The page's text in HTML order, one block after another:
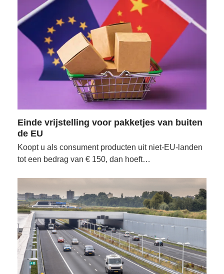
Einde vrijstelling voor pakketjes van buiten
de EU
Koopt u als consument producten uit niet-EU-landen
tot een bedrag van € 150, dan hoeft…